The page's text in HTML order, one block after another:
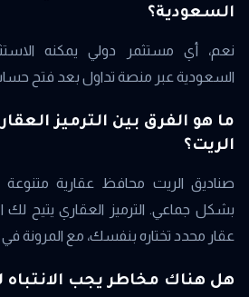
السعودية؟
نعم، أي مستثمر دولي يمكنه
السعودية عبر منصة تداول بعد فتح
ما هو الفرق بين الترميز
الريت؟
صناديق الريت محافظ عقارية متنوعة
بشكل جماعي. الترميز العقاري يتيح
عقار محدد تختاره بنفسك، مع المرونة
هل هناك مخاطر يجب الانتباه